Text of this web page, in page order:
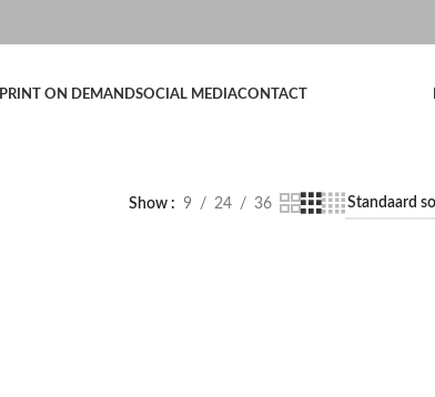
PRINT ON DEMANDSOCIAL MEDIACONTACT
Show 9 24 36